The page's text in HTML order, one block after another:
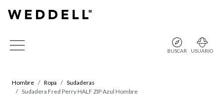
BUSCAR USUARIO
Hombre Ropa
Sudaderas
Sudadera Fred Perry HALF ZIP Azul Hombre